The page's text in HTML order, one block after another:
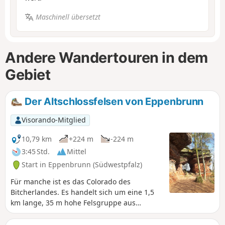
Maschinell übersetzt
Andere Wandertouren in dem
Gebiet
Der Altschlossfelsen von Eppenbrunn
Visorando-Mitglied
10,79 km
+224 m
-224 m
3:45 Std.
Mittel
Start in Eppenbrunn (Südwestpfalz)
Für manche ist es das Colorado des
Bitcherlandes. Es handelt sich um eine 1,5
km lange, 35 m hohe Felsgruppe aus
Bundsandstein mit 4 Sandsteintürmen. Es